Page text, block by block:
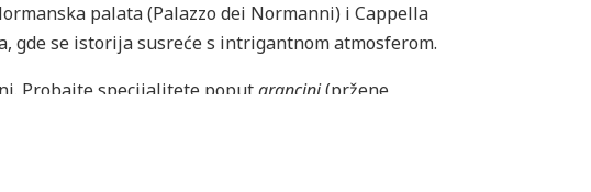
palata (Palazzo dei Normanni) i Cappella
gde se istorija susreće s intrigantnom atmosferom.
Probajte specijalitete poputarancini(pržene